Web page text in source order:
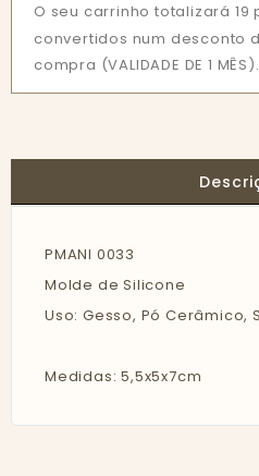
O seu carrinho totalizará
convertidos num desconto
compra (VALIDADE DE 1 MÊS).
PMANI 0033
Molde de Silicone
Uso: Gesso, Pó Cerâmico,
Medidas: 5,5x5x7cm